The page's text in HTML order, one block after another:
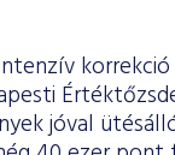
jóval